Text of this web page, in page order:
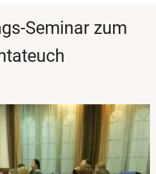
Seminar zum